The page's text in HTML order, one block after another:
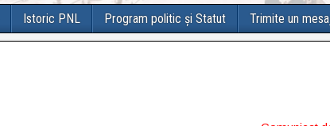
Istoric PNL Program politic și Statut Trimite un